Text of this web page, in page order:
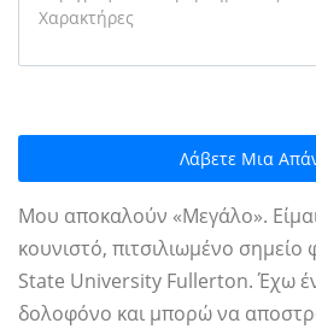
Λάβετε Μια
Μου αποκαλούν «Μεγάλο».
κουνιστό, πιτσιλιωμένο
State University Fullerton. Έχω
δολοφόνο και μπορώ να